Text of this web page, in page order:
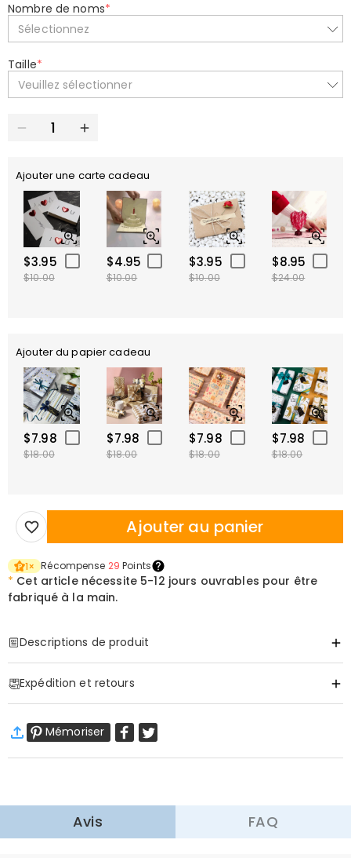
Nombre de noms*
Sélectionnez
Taille*
Veuillez sélectionner
Ajouter une carte cadeau
$3.95
$10.00
$4.95
$10.00
$3.95
$10.00
$8.95
$24.00
Ajouter du papier cadeau
$7.98
$18.00
$7.98
$18.00
$7.98
$18.00
$7.98
$18.00
Ajouter au panier
1× Récompense 29 Points
* Cet article nécessite 5-12 jours ouvrables pour être
fabriqué à la main.
Descriptions de produit
Informations de base
Matériau:Acrylique
Épaisseur (cm):1.4
Expédition et retours
Livraison standard:9-18Jours ouvrables
En savoir plus
Mémoriser
Avis FAQ